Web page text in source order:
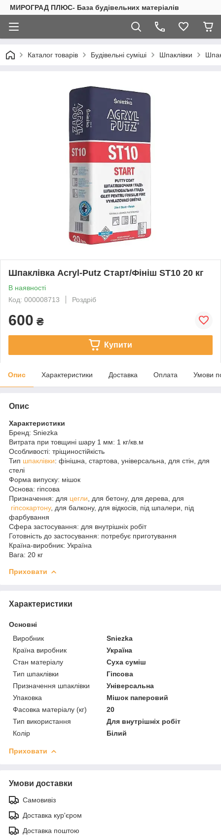
МИРОГРАД ПЛЮС- База будівельних матеріалів
Каталог товарів Будівельні суміші Шпаклівки
Шпаклівка Acryl-Putz Старт/Фініш ST10 20 кг
В наявності
Код: 000008713
Роздріб
600 ₴
Купити
Опис Характеристики Доставка Оплата Умови
Опис
Характеристики
Бренд: Sniezka
Витрата при товщині шару 1 мм: 1 кг/кв.м
Особливості: тріщиностійкість
Тип шпаклівки: фінішна, стартова, універсальна, для стін, для
стелі
Форма випуску: мішок
Основа: гіпсова
Призначення: для цегли , для бетону, для дерева, для
гіпсокартону, для балкону, для відкосів, під шпалери, під
фарбування
Сфера застосування: для внутрішніх робіт
Готовність до застосування: потребує приготування
Країна-виробник: Україна
Вага: 20 кг
Приховати
Характеристики
Основні
Виробник
Sniezka
Країна виробник
Україна
Стан матеріалу
Суха суміш
Тип шпаклівки
Гіпсова
Призначення шпаклівки
Універсальна
Упаковка
Мішок паперовий
Фасовка матеріалу (кг)
20
Тип використання
Для внутрішніх робіт
Колір
Білий
Приховати
Умови доставки
Самовивіз
Доставка кур'єром
Доставка поштою